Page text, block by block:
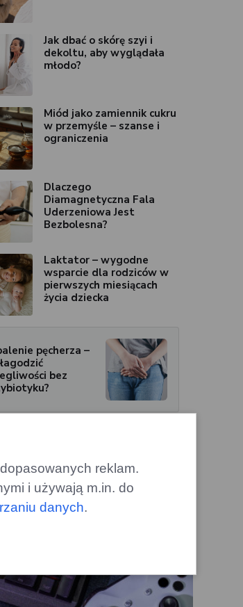
Jak dbać o skórę szyi i
dekoltu, aby wyglądała
młodo?
Miód jako zamiennik cukru
w przemyśle – szanse i
ograniczenia
Dlaczego
Diamagnetyczna Fala
Uderzeniowa Jest
Bezbolesna?
Laktator – wygodne
wsparcie dla rodziców w
pierwszych miesiącach
życia dziecka
pęcherza –
bez
reklam.
i używają m.in. do
danych.